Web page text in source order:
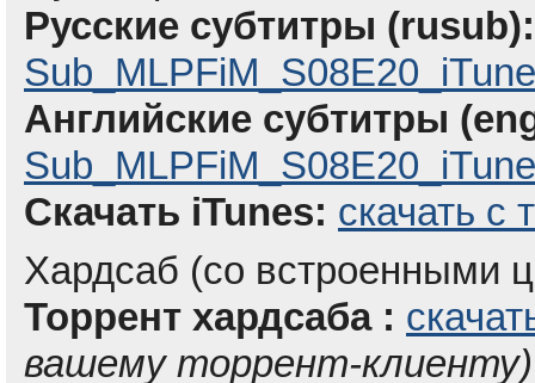
Русские субтитры (rusub):
Английские субтитры
Скачать iTunes: скачать с
Хардсаб (со встроенными
Торрент хардсаба :
вашему торрент-клиенту)